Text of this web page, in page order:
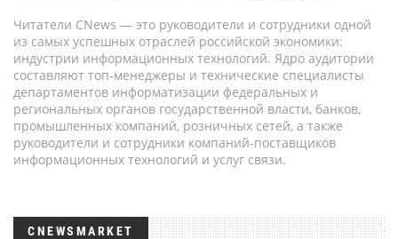
Читатели CNews — это руководители и сотрудники одной
из самых успешных отраслей российской экономики:
индустрии информационных технологий. Ядро аудитории
составляют топ-менеджеры и технические специалисты
департаментов информатизации федеральных и
региональных органов государственной власти, банков,
промышленных компаний, розничных сетей, а также
руководители и сотрудники компаний-поставщиков
информационных технологий и услуг связи.
CNEWSMARKET